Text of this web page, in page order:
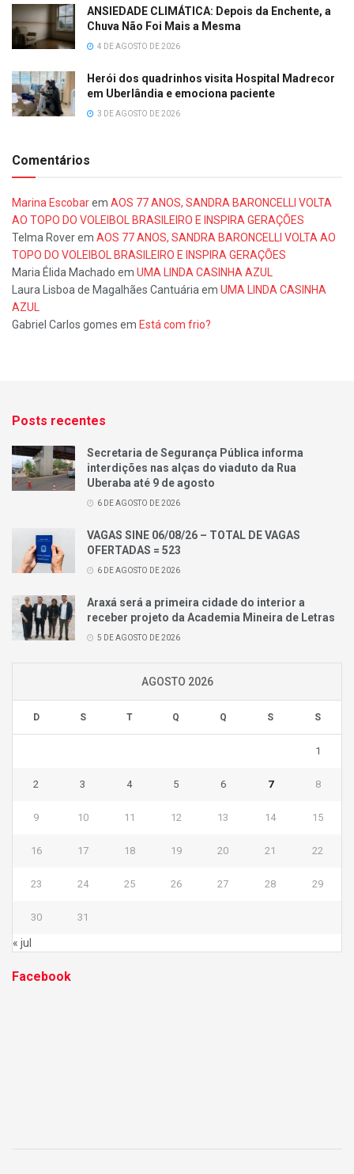
ANSIEDADE CLIMÁTICA: Depois da Enchente, a
Chuva Não Foi Mais a Mesma
4 DE AGOSTO DE 2026
Herói dos quadrinhos visita Hospital Madrecor
em Uberlândia e emociona paciente
3 DE AGOSTO DE 2026
Comentários
Marina Escobarem AOS 77 ANOS, SANDRA BARONCELLI VOLTA
AO TOPO DO VOLEIBOL BRASILEIRO E INSPIRA GERAÇÕES
Telma Roverem AOS 77 ANOS, SANDRA BARONCELLI VOLTA AO
TOPO DO VOLEIBOL BRASILEIRO E INSPIRA GERAÇÕES
Maria Élida Machado em UMA LINDA CASINHA AZUL
Laura Lisboa de Magalhães Cantuária em UMA LINDA CASINHA
AZUL
Gabriel Carlos gomes em Está com frio?
Posts recentes
Secretaria de Segurança Pública informa
interdições nas alças do viaduto da Rua
Uberaba até 9 de agosto
6 DE AGOSTO DE 2026
VAGAS SINE 06/08/26 – TOTAL DE VAGAS
OFERTADAS = 523
6 DE AGOSTO DE 2026
Araxá será a primeira cidade do interior a
receber projeto da Academia Mineira de Letras
5 DE AGOSTO DE 2026
AGOSTO 2026
D S T Q Q S S
1
2 3 4 5 6 7 8
9 10 11 12 13 14 15
16 17 18 19 20 21 22
23 24 25 26 27 28 29
30 31
« jul
Facebook